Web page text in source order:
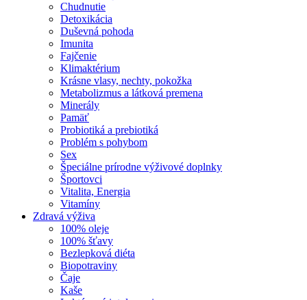
Chudnutie
Detoxikácia
Duševná pohoda
Imunita
Fajčenie
Klimaktérium
Krásne vlasy, nechty, pokožka
Metabolizmus a látková premena
Minerály
Pamäť
Probiotiká a prebiotiká
Problém s pohybom
Sex
Špeciálne prírodne výživové doplnky
Športovci
Vitalita, Energia
Vitamíny
Zdravá výživa
100% oleje
100% šťavy
Bezlepková diéta
Biopotraviny
Čaje
Kaše